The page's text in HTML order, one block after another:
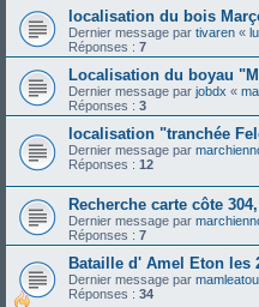
localisation du bois
Dernier message par tivaren «
Réponses : 7
Localisation du boyau
Dernier message par jobdx «
Réponses : 3
localisation "tranchée
Dernier message par
Réponses : 12
Recherche carte côte
Dernier message par
Réponses : 7
Bataille d' Amel Eton les
Dernier message par
Réponses : 34